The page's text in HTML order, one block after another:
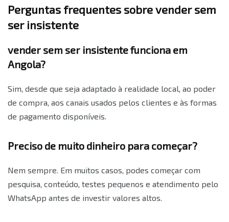
Perguntas frequentes sobre vender sem
ser insistente
vender sem ser insistente funciona em
Angola?
Sim, desde que seja adaptado à realidade local, ao poder
de compra, aos canais usados pelos clientes e às formas
de pagamento disponíveis.
Preciso de muito dinheiro para começar?
Nem sempre. Em muitos casos, podes começar com
pesquisa, conteúdo, testes pequenos e atendimento pelo
WhatsApp antes de investir valores altos.